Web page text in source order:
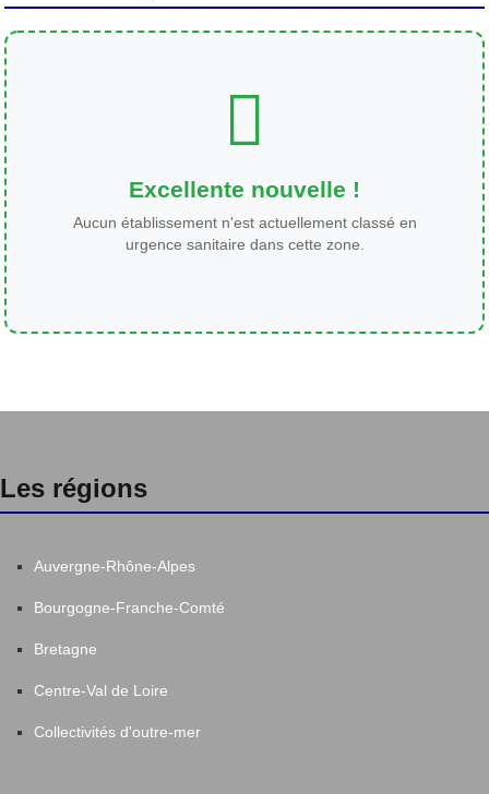
Excellente nouvelle !
Aucun établissement n'est actuellement classé en
urgence sanitaire dans cette zone.
Les régions
Auvergne-Rhône-Alpes
Bourgogne-Franche-Comté
Bretagne
Centre-Val de Loire
Collectivités d'outre-mer